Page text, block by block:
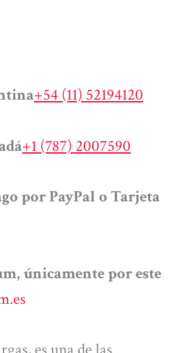
+54 (11) 52194120
+1 (787) 2007590
por PayPal o Tarjeta
únicamente por este